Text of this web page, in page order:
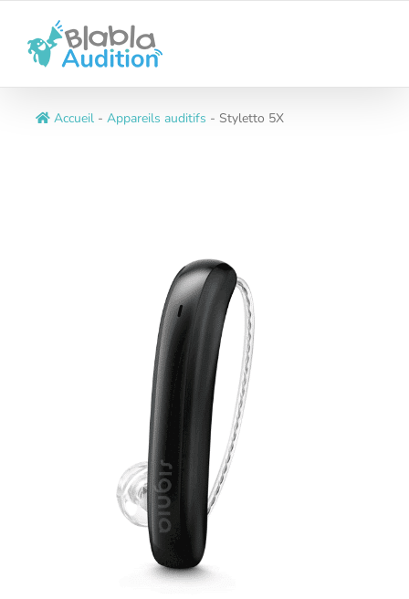
contenu
Accueil - Appareils auditifs - Styletto 5X